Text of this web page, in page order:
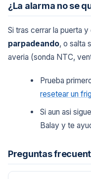
¿La alarma no se
Si tras cerrar la puerta
parpadeando, o salta
averia (sonda NTC,
Prueba
resetear un
Si aun asi
Balay y te
Preguntas